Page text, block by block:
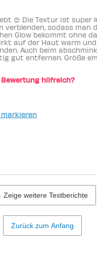
😍 Die Textur ist super
verblenden, sodass man
Glow bekommt ohne
auf der Haut warm
Auch beim
gut entfernen. Größe
Bewertung hilfreich?
Zeige weitere Testberichte
Zurück zum Anfang